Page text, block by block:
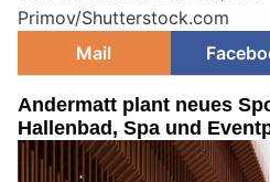
Primov/Shutterstock.com
Mail
Andermatt plant neues
Hallenbad, Spa und